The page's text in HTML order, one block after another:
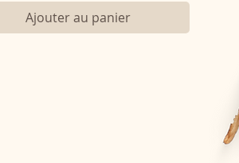
Ajouter au panier